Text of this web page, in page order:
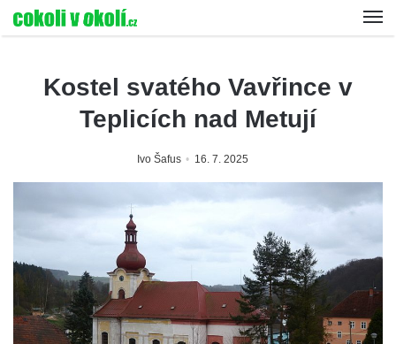
Kostel svatého Vavřince v
Teplicích nad Metují
Ivo Šafus 16. 7. 2025